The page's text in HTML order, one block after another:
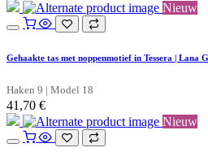
Nieuw
Gehaakte tas met noppenmotief in Tessera | Lana
Haken 9 | Model 18
41,70 €
Nieuw